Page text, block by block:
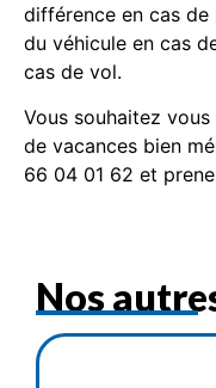
différence en cas
du véhicule en cas
cas de vol.
Vous souhaitez
de vacances bien
66 04 01 62 et
Nos